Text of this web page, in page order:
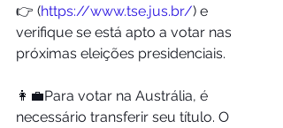
👉 (https://www.tse.jus.br/) e
verifique se está apto a votar nas
próximas eleições presidenciais.
👩‍💼Para votar na Austrália, é
necessário transferir seu título. O